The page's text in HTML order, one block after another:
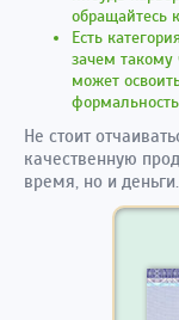
обращайтесь
Есть
зачем такому
может
Не стоит
качественную
время, но и деньги.